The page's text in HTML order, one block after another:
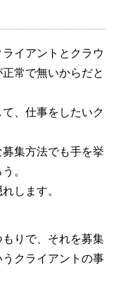
イアントとクラウ
常で無いからだと
、仕事をしたいク
集方法でも手を挙
。
します。
りで、それを募集
クライアントの事